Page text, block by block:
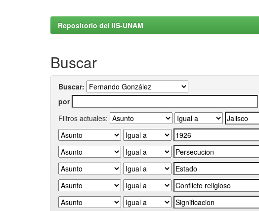
Repositorio del IIS-UNAM
Buscar
Buscar:
por
Filtros actuales: